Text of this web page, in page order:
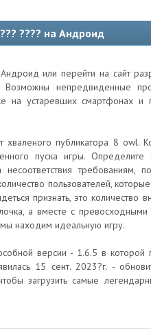
???? на Андроид
или перейти на сайт
Возможны непредвиденные
на устаревших смартфонах и
публикатора 8 owl.
пуска игры. Определите
требованиям,
пользователей,
признать, это количество
а вместе с
находим идеальную игру.
версии - 1.6.5 в которой
15 сент. 2023?г. -
загрузить самые